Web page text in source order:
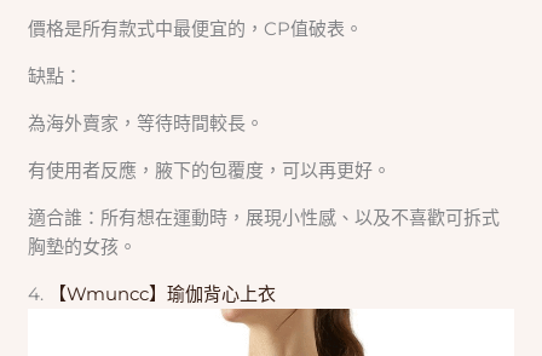
價格是所有款式中最便宜的，CP值破表。
缺點：
為海外賣家，等待時間較長。
有使用者反應，腋下的包覆度，可以再更好。
適合誰：所有想在運動時，展現小性感、以及不喜歡可拆式
胸墊的女孩。
4. 【Wmuncc】瑜伽背心上衣